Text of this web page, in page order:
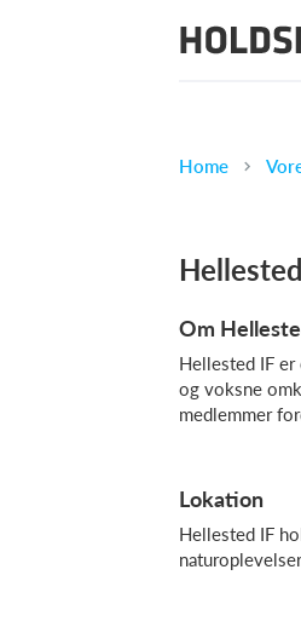
Home
Om
Hellested IF
og voksne
medlemmer
Lokation
Hellested IF